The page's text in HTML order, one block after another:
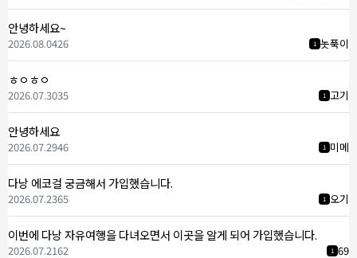
안녕하세요~
1 놋푹이
2026.08.0426
ㅎㅇㅎㅇ
1 고기
2026.07.3035
안녕하세요
1 미메
2026.07.2946
다낭 에코걸 궁금해서 가입했습니다.
1 오기
2026.07.2365
이번에 다낭 자유여행을 다녀오면서 이곳을 알게 되어 가입했습니다.
1 69
2026.07.2162